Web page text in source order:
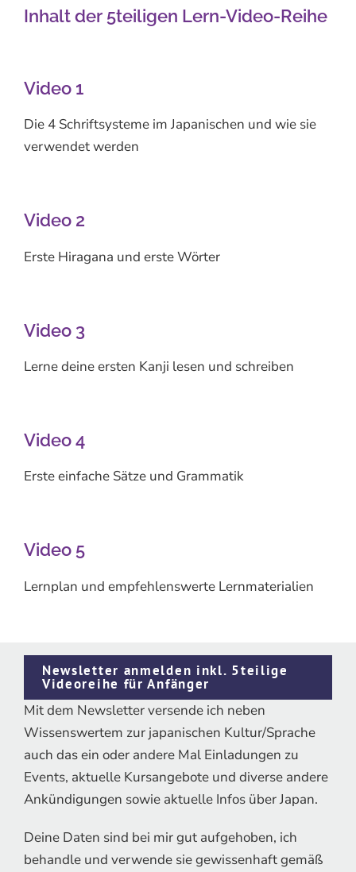
Inhalt der 5teiligen Lern-Video-Reihe
Video 1
Die 4 Schriftsysteme im Japanischen und wie sie
verwendet werden
Video 2
Erste Hiragana und erste Wörter
Video 3
Lerne deine ersten Kanji lesen und schreiben
Video 4
Erste einfache Sätze und Grammatik
Video 5
Lernplan und empfehlenswerte Lernmaterialien
Newsletter anmelden inkl. 5teilige
Videoreihe für Anfänger
Mit dem Newsletter versende ich neben
Wissenswertem zur japanischen Kultur/Sprache
auch das ein oder andere Mal Einladungen zu
Events, aktuelle Kursangebote und diverse andere
Ankündigungen sowie aktuelle Infos über Japan.
Deine Daten sind bei mir gut aufgehoben, ich
behandle und verwende sie gewissenhaft gemäß